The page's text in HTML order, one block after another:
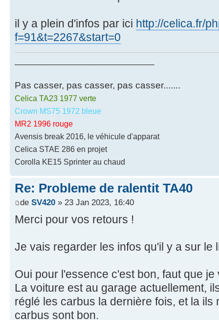
il y a plein d'infos par ici http://celica.fr/
f=91&t=2267&start=0
Pas casser, pas casser, pas casser.......
Celica TA23 1977 verte
Crown MS75 1972 bleue
MR2 1996 rouge
Avensis break 2016, le véhicule d'apparat
Celica STAE 286 en projet
Corolla KE15 Sprinter au chaud
Re: Probleme de ralentit TA40
de SV420 » 23 Jan 2023, 16:40
Merci pour vos retours !
Je vais regarder les infos qu'il y a sur le
Oui pour l'essence c'est bon, faut que
La voiture est au garage actuellement,
réglé les carbus la dernière fois, et la ils
carbus sont bon.